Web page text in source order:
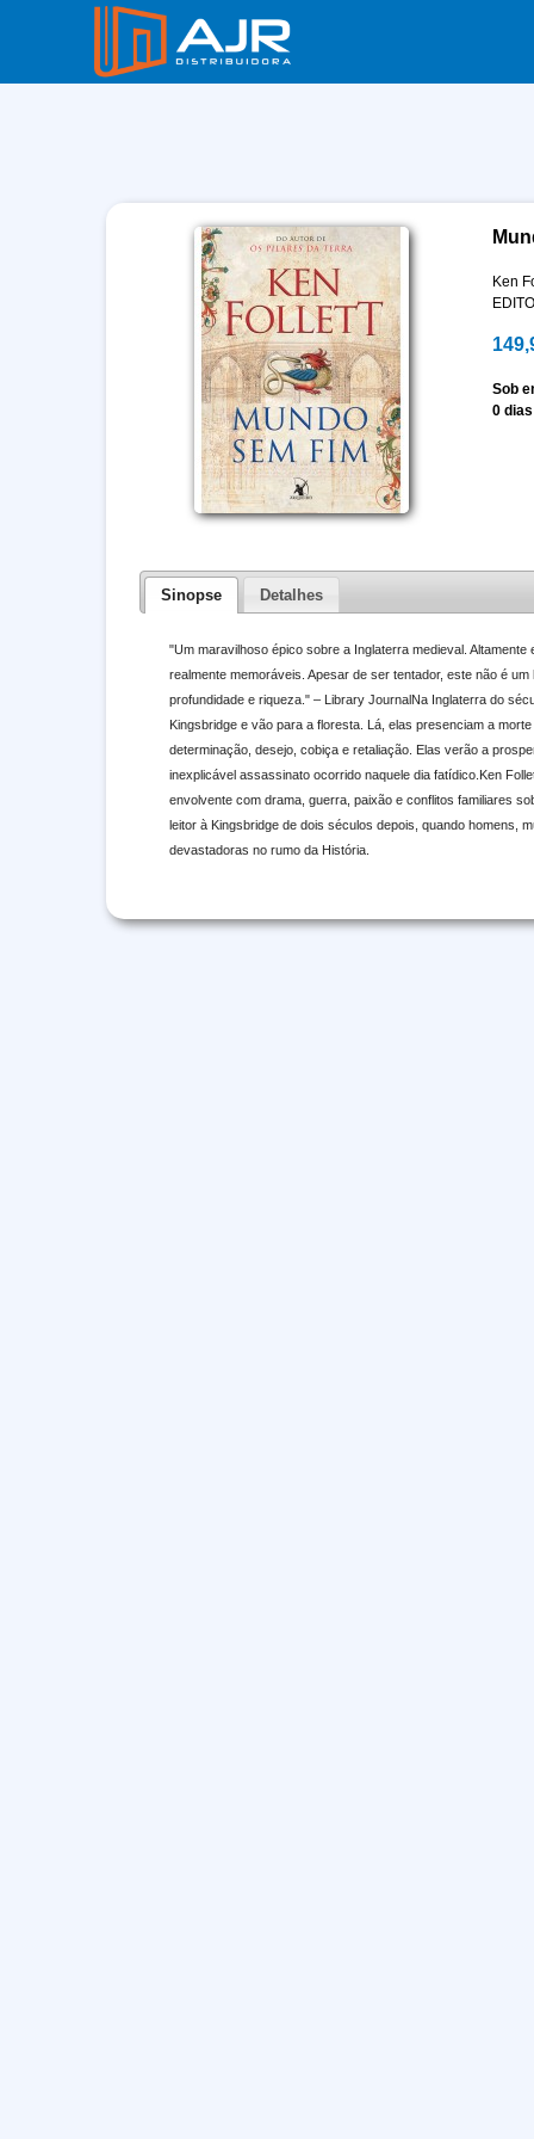
Ken
Sob
0 dias
Sinopse Detalhes
"Um maravilhoso épico sobre a Inglaterra medieval.
realmente memoráveis. Apesar de ser tentador, este não é
profundidade e riqueza." – Library JournalNa Inglaterra do
Kingsbridge e vão para a floresta. Lá, elas presenciam a
determinação, desejo, cobiça e retaliação. Elas verão a
inexplicável assassinato ocorrido naquele dia fatídico.Ken
envolvente com drama, guerra, paixão e conflitos familiares
leitor à Kingsbridge de dois séculos depois, quando homens,
devastadoras no rumo da História.